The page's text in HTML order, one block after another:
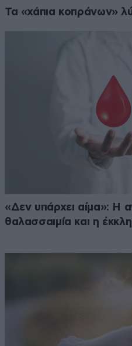
Τα «χάπια κοπράνων»
«Δεν υπάρχει αίμα»: Η
θαλασσαιμία και η